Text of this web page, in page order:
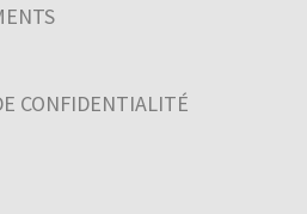
CONFIDENTIALITÉ